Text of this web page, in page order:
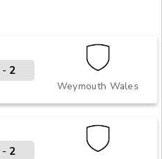
Weymouth Wales
- 2
- 2